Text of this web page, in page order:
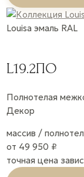
Louisa эмаль RAL
L19.2ПО
Полнотелая
Декор
массив /
от 49 950 ₽
точная цена